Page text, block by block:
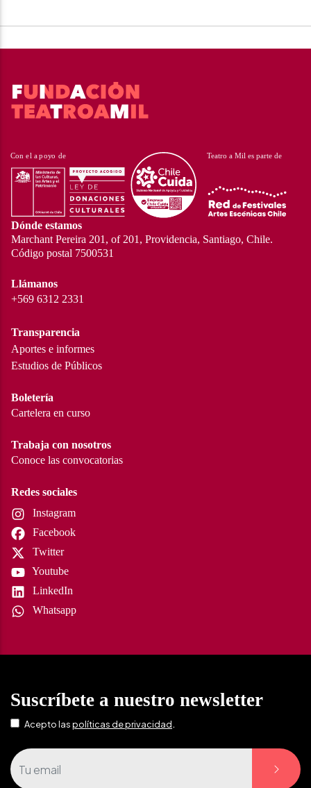
Dónde estamos
Marchant Pereira 201, of 201, Providencia, Santiago, Chile.
Código postal 7500531
Llámanos
+569 6312 2331
Transparencia
Aportes e informes
Estudios de Públicos
Boletería
Cartelera en curso
Trabaja con nosotros
Conoce las convocatorias
Redes sociales
Instagram
Facebook
Twitter
Youtube
LinkedIn
Whatsapp
Suscríbete a nuestro newsletter
Acepto laspolíticas de privacidad.